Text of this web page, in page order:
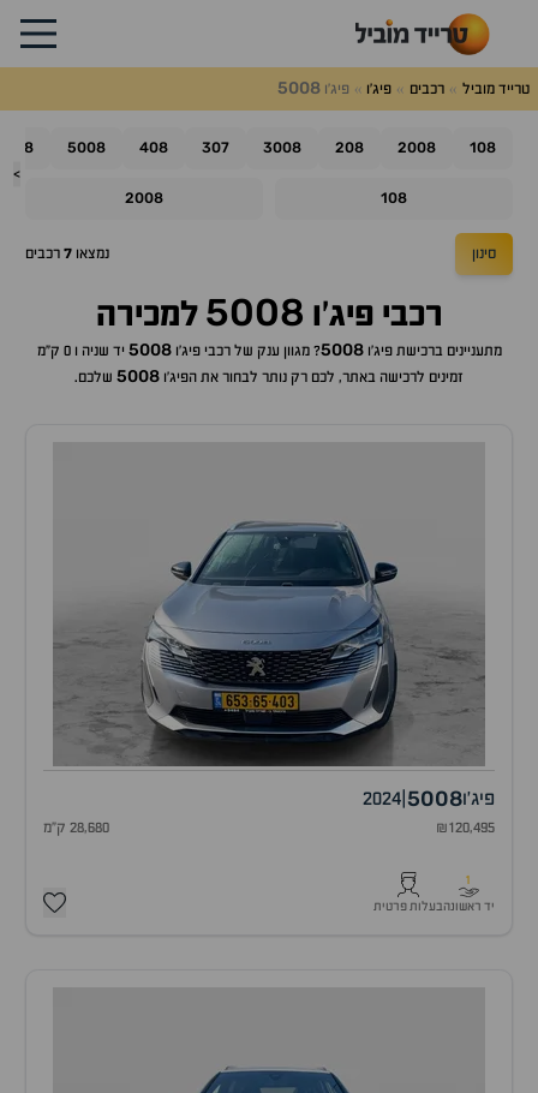
טרייד מוביל רכבים פיג'ו פיג'ו5008
>
108
2008
208
3008
307
408
5008
508
108
2008
סינון נמצאו 7 רכבים
רכבי פיג'ו 5008 למכירה
מתעניינים ברכישתפיג'ו5008? מגוון ענק של רכביפיג'ו5008
יד שניה ו 0 ק"מ
זמינים לרכישה באתר, לכם רק נותר לבחור את הפיג'ו 5008 שלכם.
פיג'ו5008
2024
₪120,495 28,680 ק"מ
1
יד ראשונהבעלות פרטית